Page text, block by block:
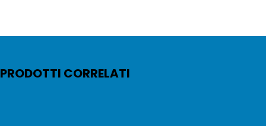
PRODOTTI CORRELATI